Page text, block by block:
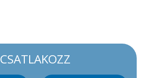
CSATLAKOZZ